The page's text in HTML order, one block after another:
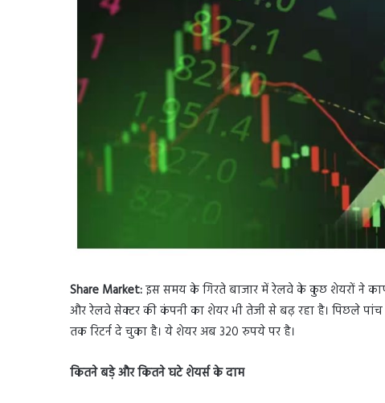
Share Market:इस समय के गिरते बाजार में रेलवे के कुछ शेयरों ने
और रेलवे सेक्टर की कंपनी का शेयर भी तेजी से बढ़ रहा है। पिछले
तक रिटर्न दे चुका है। ये शेयर अब 320 रुपये पर है।
कितने बड़े और कितने घटे शेयर्स के दाम